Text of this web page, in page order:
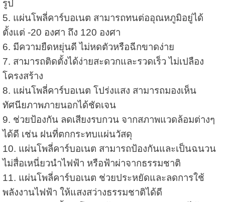
รูป
5. แผ่นโพลี่คาร์บอเนต สามารถทนต่ออุณหภูมิอยู่ได้
ตั้งแต่ -20 องศา ถึง 120 องศา
6. มีความยืดหยุ่นดี ไม่หดตัวหรือฉีกขาดง่าย
7. สามารถติดตั้งได้ง่ายสะดวกและรวดเร็ว ไม่เปลือง
โครงสร้าง
8. แผ่นโพลี่คาร์บอเนต โปร่งแสง สามารถมองเห็น
ทัศนียภาพภายนอกได้ชัดเจน
9. ช่วยป้องกัน ลดเสียงรบกวน จากสภาพแวดล้อมต่างๆ
ได้ดี เช่น ฝนที่ตกกระทบแผ่นวัสดุ
10. แผ่นโพลี่คาร์บอเนต สามารถป้องกันและเป็นฉนวน
ไม่สื่อเหนี่ยวนำไฟฟ้า หรือฟ้าผ่าจากธรรมชาติ
11. แผ่นโพลี่คาร์บอเนต ช่วยประหยัดและลดการใช้
พลังงานไฟฟ้า ให้แสงสว่างธรรมชาติได้ดี